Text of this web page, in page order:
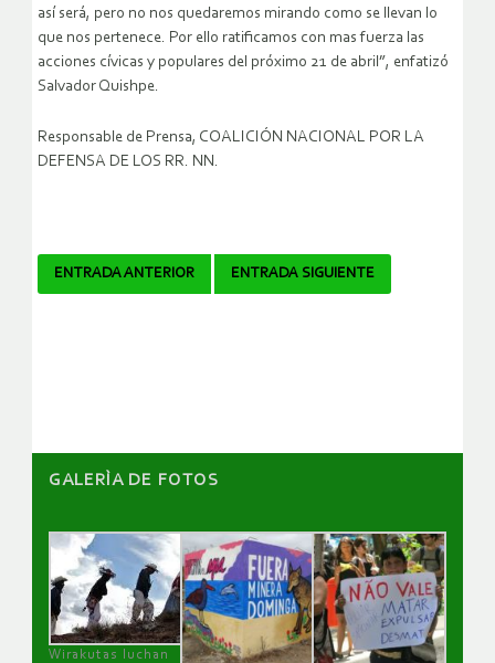
así será, pero no nos quedaremos mirando como se llevan lo
que nos pertenece. Por ello ratificamos con mas fuerza las
acciones cívicas y populares del próximo 21 de abril”, enfatizó
Salvador Quishpe.
Responsable de Prensa, COALICIÓN NACIONAL POR LA
DEFENSA DE LOS RR. NN.
Navegador
ENTRADA ANTERIOR ENTRADA SIGUIENTE
GALERÌA DE FOTOS
Wirakutas luchan